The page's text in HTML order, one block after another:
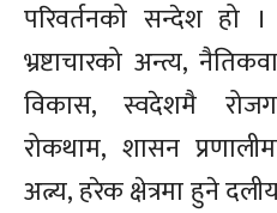
परिवर्तनको सन्देश हो ।
भ्रष्टाचारको अन्त्य,
विकास, स्वदेशमै
रोकथाम, शासन
अत्न्य, हरेक क्षेत्रमा हुने